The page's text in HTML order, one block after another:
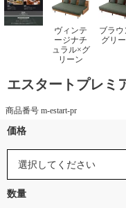
ヴィンテ
ージナチ
ュラル×グ
リーン
ブラウ
グリ
エスタートプレミ
商品番号 m-estart-pr